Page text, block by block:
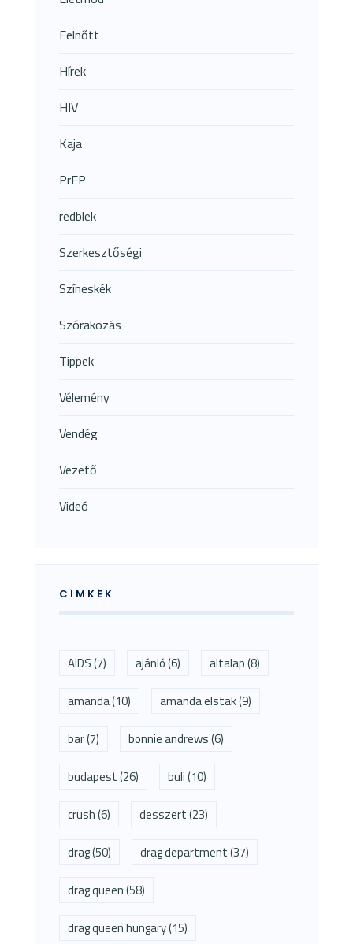
Felnőtt
Hírek
HIV
Kaja
PrEP
redblek
Szerkesztőségi
Színeskék
Szórakozás
Tippek
Vélemény
Vendég
Vezető
Videó
CÍMKÉK
AIDS(7) ajánló(6) altalap(8)
amanda(10) amanda elstak(9)
bar(7) bonnie andrews(6)
budapest(26) buli(10)
crush(6) desszert(23)
drag(50) drag department(37)
drag queen(58)
drag queen hungary(15)